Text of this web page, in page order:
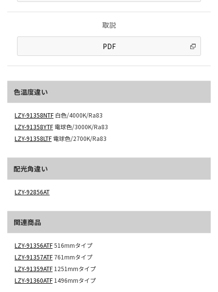
取説
PDF
色温度違い
LZY-91358NTF 白色/4000K/Ra83
LZY-91358YTF 電球色/3000K/Ra83
LZY-91358LTF 電球色/2700K/Ra83
配光角違い
LZY-92856AT
関連商品
LZY-91356ATF516mmタイプ
LZY-91357ATF 761mmタイプ
LZY-91359ATF 1251mmタイプ
LZY-91360ATF 1496mmタイプ